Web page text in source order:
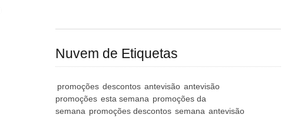
Nuvem de Etiquetas
promoções descontos antevisão antevisão
promoções esta semana promoções da
semana promoções descontos semana antevisão